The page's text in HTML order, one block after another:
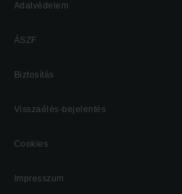
Adatvédelem
ÁSZF
Biztosítás
Visszaélés-bejelentés
Cookies
Impresszum